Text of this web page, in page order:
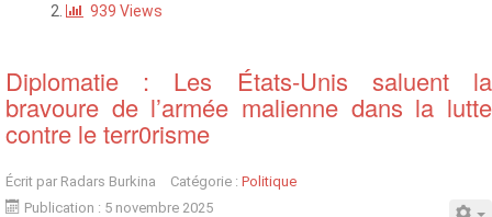
939 Views
Diplomatie : Les États-Unis saluent la
bravoure de l’armée malienne dans la lutte
contre le terr0risme
Écrit par Radars Burkina Catégorie : Politique
Publication : 5 novembre 2025